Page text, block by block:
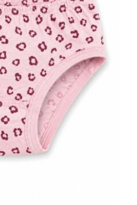
roze leopard
pamuk | Bear